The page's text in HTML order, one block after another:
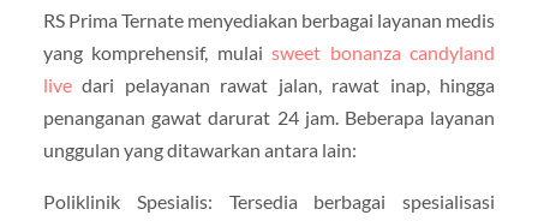
RS Prima Ternate menyediakan berbagai layanan medis
yang komprehensif, mulaisweet bonanza candyland
livedari pelayanan rawat jalan, rawat inap, hingga
penanganan gawat darurat 24 jam. Beberapa layanan
unggulan yang ditawarkan antara lain:
Poliklinik Spesialis: Tersedia berbagai spesialisasi